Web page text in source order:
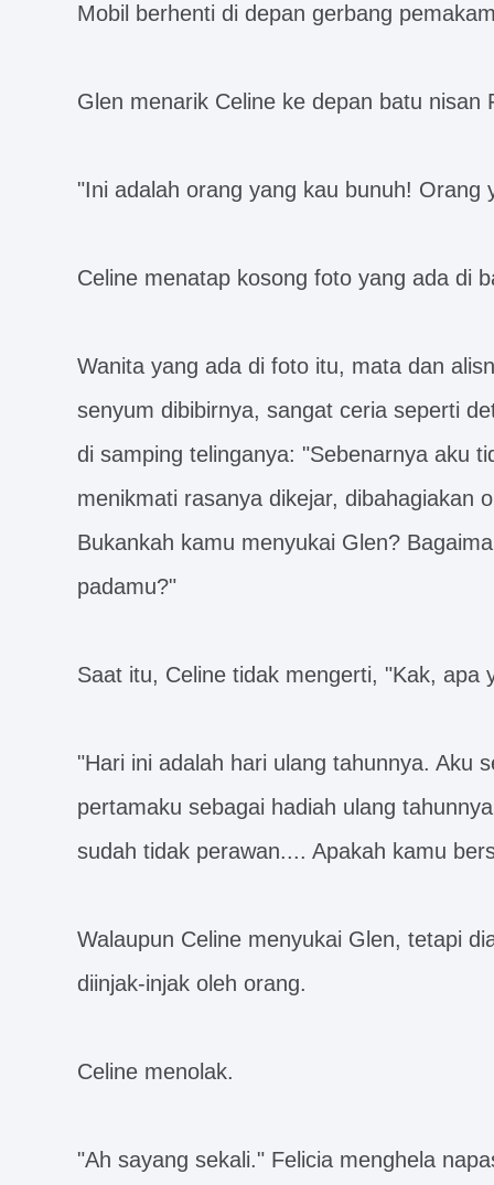
Mobil berhenti di depan gerbang
Glen menarik Celine ke depan batu nisan
"Ini adalah orang yang kau bunuh! Orang
Celine menatap kosong foto yang ada di
Wanita yang ada di foto itu, mata dan
senyum dibibirnya, sangat ceria seperti
di samping telinganya: "Sebenarnya aku
menikmati rasanya dikejar, dibahagiakan
Bukankah kamu menyukai Glen?
padamu?"
Saat itu, Celine tidak mengerti, "Kak, apa
"Hari ini adalah hari ulang tahunnya. Aku
pertamaku sebagai hadiah ulang
sudah tidak perawan.... Apakah kamu
Walaupun Celine menyukai Glen, tetapi
diinjak-injak oleh orang.
Celine menolak.
"Ah sayang sekali." Felicia menghela